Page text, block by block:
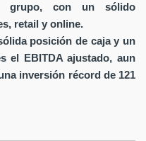
grupo, con un sólido
retail y online.
posición de caja y un
el EBITDA ajustado, aun
inversión récord de 121